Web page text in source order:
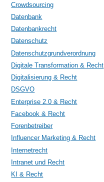
Crowdsourcing
Datenbank
Datenbankrecht
Datenschutz
Datenschutzgrundverordnung
Digitale Transformation & Recht
Digitalisierung & Recht
DSGVO
Enterprise 2.0 & Recht
Facebook & Recht
Forenbetreiber
Influencer Marketing & Recht
Internetrecht
Intranet und Recht
KI & Recht